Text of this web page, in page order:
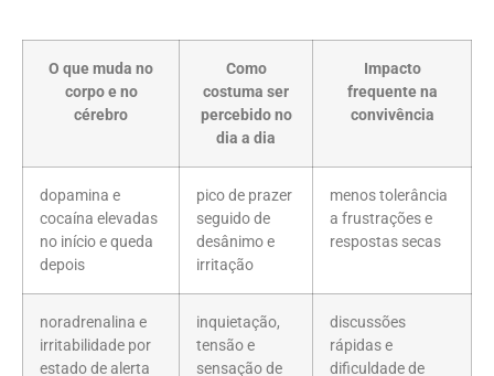
O que muda no
corpo e no
cérebro
Como
costuma ser
percebido no
dia a dia
Impacto
frequente na
convivência
dopamina e
cocaína elevadas
no início e queda
depois
pico de prazer
seguido de
desânimo e
irritação
menos tolerância
a frustrações e
respostas secas
noradrenalina e
irritabilidade por
estado de alerta
inquietação,
tensão e
sensação de
discussões
rápidas e
dificuldade de